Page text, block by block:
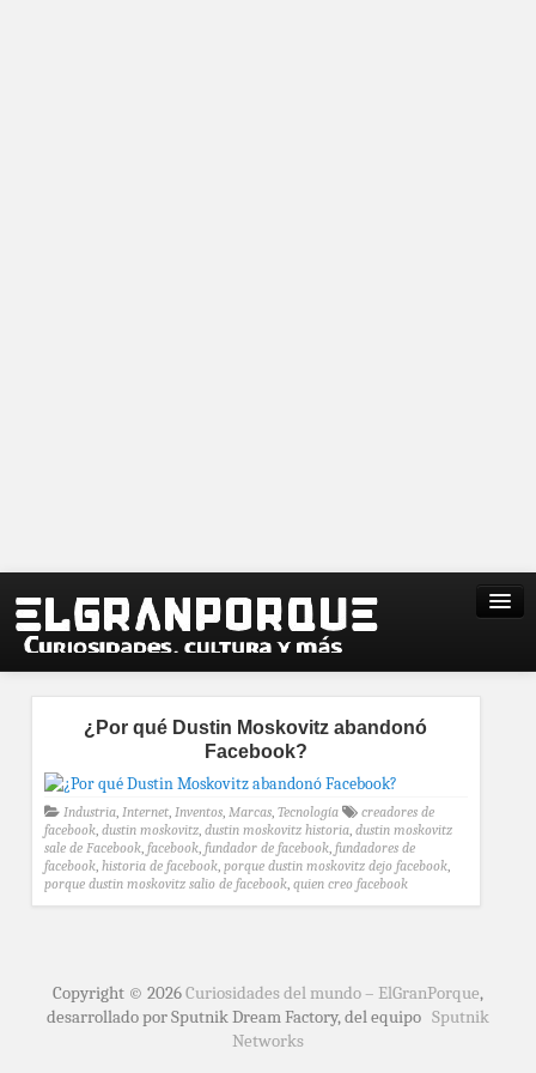
¿Por qué Dustin Moskovitz abandonó
Facebook?
Industria, Internet, Inventos, Marcas, Tecnología
creadores de
facebook, dustin moskovitz, dustin moskovitz historia, dustin moskovitz
sale de Facebook, facebook, fundador de facebook, fundadores de
facebook, historia de facebook, porque dustin moskovitz dejo facebook,
porque dustin moskovitz salio de facebook, quien creo facebook
Copyright © 2026Curiosidades del mundo – ElGranPorque,
desarrollado por Sputnik Dream Factory, del equipo Sputnik
Networks